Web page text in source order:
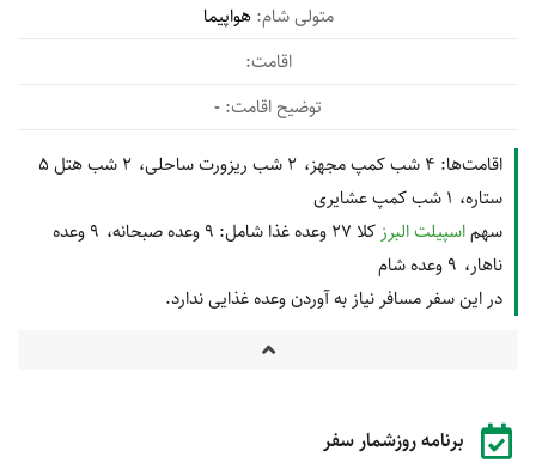
هواپیما
-
اقامت‌ها: 4 شب کمپ مجهز 2 شب ریزورت ساحلی
2 شب هتل 5
ستاره 1 شب کمپ عشایری
سهماسپیلت البرز کلا 27 وعده غذا شامل: 9 وعده صبحانه
9 وعده
ناهار
9 وعده شام
در این سفر مسافر نیاز به آوردن وعده غذایی ندارد.
برنامه روزشمار سفر